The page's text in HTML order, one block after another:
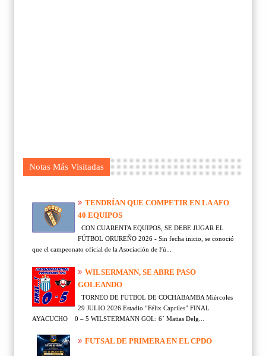
Notas Más Visitadas
TENDRÍAN QUE COMPETIR EN LA AFO
40 EQUIPOS
CON CUARENTA EQUIPOS, SE DEBE JUGAR EL
FÚTBOL ORUREÑO 2026 - Sin fecha inicio, se conoció
que el campeonato oficial de la Asociación de Fú...
WILSERMANN, SE ABRE PASO
GOLEANDO
TORNEO DE FUTBOL DE COCHABAMBA Miércoles
29 JULIO 2026 Estadio “Félix Capriles” FINAL
AYACUCHO 0 – 5 WILSTERMANN GOL: 6´ Matias Delg...
FUTSAL DE PRIMERA EN EL CPDO